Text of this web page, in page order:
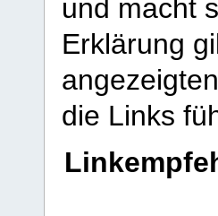
und macht
Erklärung
die Links